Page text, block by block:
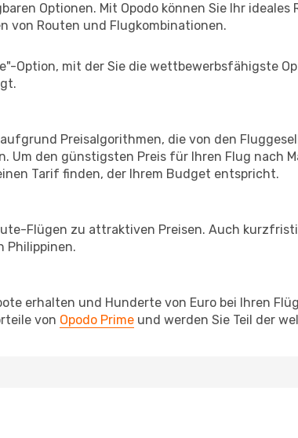
Optionen. Mit Opodo können Sie Ihr ideales
von Routen und Flugkombinationen.
Option, mit der Sie die wettbewerbsfähigste
Preisalgorithmen, die von den
den günstigsten Preis für Ihren Flug nach
Tarif finden, der Ihrem Budget entspricht.
Flügen zu attraktiven Preisen. Auch
Philippinen.
erhalten und Hunderte von Euro bei Ihren
von Opodo Prime und werden Sie Teil der